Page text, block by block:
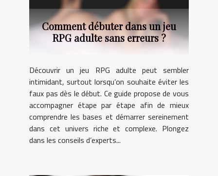
Comment débuter dans un jeu
RPG adulte sans erreurs ?
Découvrir un jeu RPG adulte peut sembler
intimidant, surtout lorsqu’on souhaite éviter les
faux pas dès le début. Ce guide propose de vous
accompagner étape par étape afin de mieux
comprendre les bases et démarrer sereinement
dans cet univers riche et complexe. Plongez
dans les conseils d’experts...